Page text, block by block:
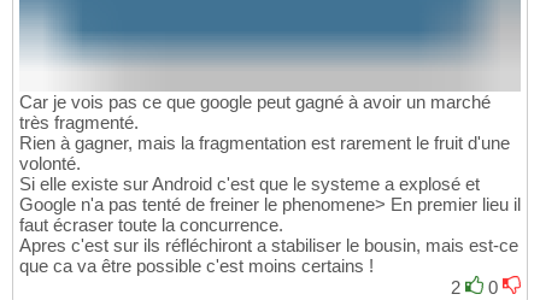
Car je vois pas ce que google peut gagné à avoir un marché
très fragmenté.
Rien à gagner, mais la fragmentation est rarement le fruit d'une
volonté.
Si elle existe sur Android c'est que le systeme a explosé et
Google n'a pas tenté de freiner le phenomene> En premier lieu il
faut écraser toute la concurrence.
Apres c'est sur ils réfléchiront a stabiliser le bousin, mais est-ce
que ca va être possible c'est moins certains !
2
0